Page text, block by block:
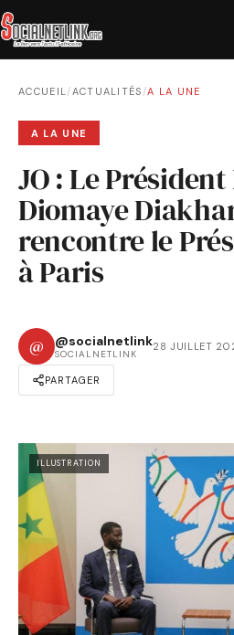
ACCUEIL/ACTUALITÉS /A LA UNE
A LA UNE
JO : Le
Diomaye
rencontre le
à Paris
@ @socialnetlink
SOCIALNETLINK
28 JUILLET
PARTAGER
ILLUSTRATION